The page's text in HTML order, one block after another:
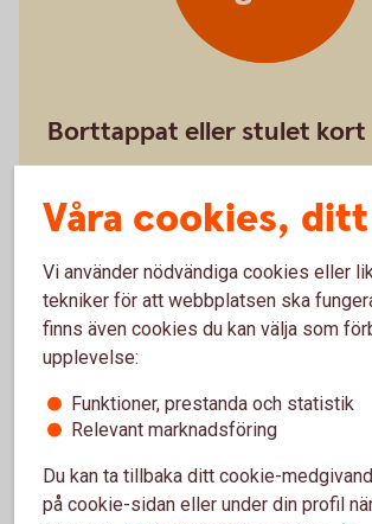
Borttappat eller stulet kort
Stäng kort
tillfälligt
Våra cookies,
Vi använder nödvändiga cookies eller
tekniker för att webbplatsen ska
finns även cookies du kan välja som
upplevelse:
Funktioner, prestanda och statistik
Relevant marknadsföring
Du kan ta tillbaka ditt cookie-
på cookie-sidan eller under din profil